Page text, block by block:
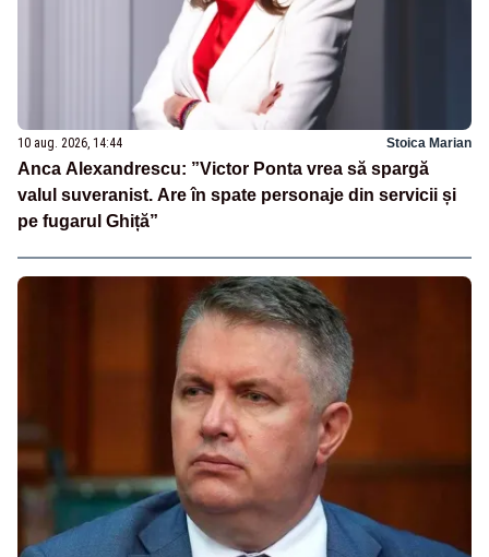
10 aug. 2026, 14:44 Stoica Marian
Anca Alexandrescu: ”Victor Ponta vrea să spargă
valul suveranist. Are în spate personaje din servicii și
pe fugarul Ghiță”